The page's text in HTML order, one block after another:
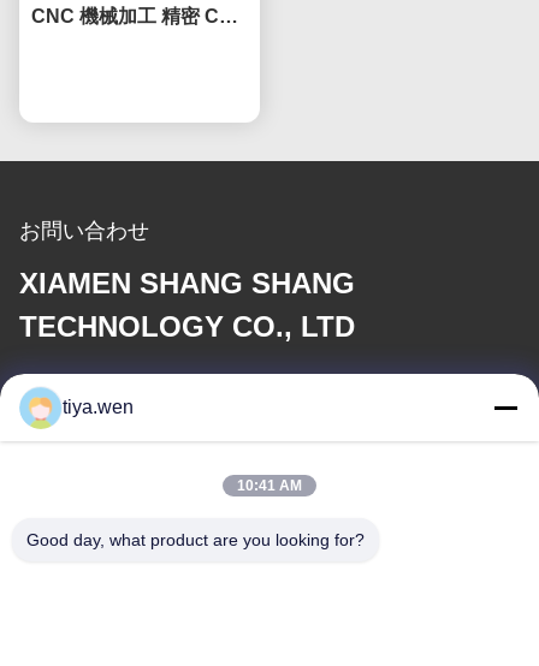
CNC 機械加工 精密 CNC
お問い合わせ
XIAMEN SHANG SHANG
TECHNOLOGY CO., LTD
電子メール
286533110@qq.com
住所
tiya.wen
10:41 AM
Good day, what product are you looking for?